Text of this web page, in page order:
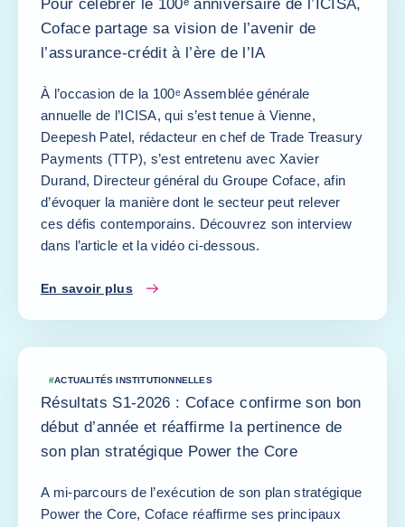
Pour célébrer le 100ᵉ anniversaire de l’ICISA,
Coface partage sa vision de l’avenir de
l’assurance-crédit à l’ère de l’IA
À l’occasion de la 100ᵉ Assemblée générale
annuelle de l’ICISA, qui s’est tenue à Vienne,
Deepesh Patel, rédacteur en chef de Trade Treasury
Payments (TTP), s’est entretenu avec Xavier
Durand, Directeur général du Groupe Coface, afin
d’évoquer la manière dont le secteur peut relever
ces défis contemporains. Découvrez son interview
dans l’article et la vidéo ci-dessous.
En savoir plus
#ACTUALITÉS INSTITUTIONNELLES
Résultats S1-2026 : Coface confirme son bon
début d’année et réaffirme la pertinence de
son plan stratégique Power the Core
A mi-parcours de l’exécution de son plan stratégique
Power the Core, Coface réaffirme ses principaux